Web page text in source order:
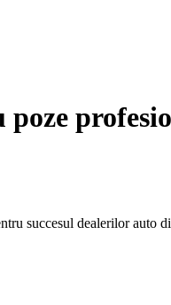
succesul dealerilor auto